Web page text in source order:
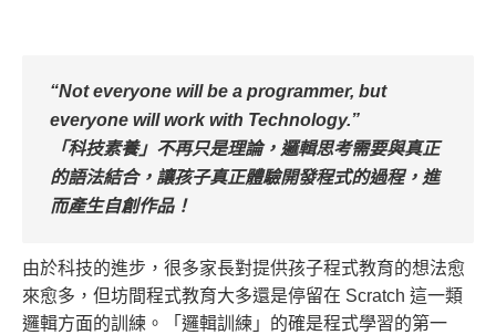
“Not everyone will be a programmer, but
everyone will work with Technology.”
「科技素養」不再只是理論，邏輯思考需要與真正
的語法結合，讓孩子真正體驗開發程式的過程，進
而產生自創作品！
由於科技的進步，很多家長對提供孩子程式教育的想法愈
來愈多，但坊間程式教育大多還是停留在 Scratch 這一類
邏輯方面的訓練。「邏輯訓練」的確是程式學習的第一